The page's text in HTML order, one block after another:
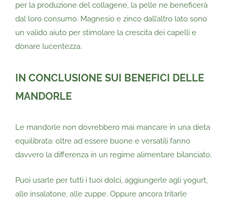
per la produzione del collagene, la pelle ne beneficerà
dal loro consumo. Magnesio e zinco dall’altro lato sono
un valido aiuto per stimolare la crescita dei capelli e
donare lucentezza.
IN CONCLUSIONE SUI BENEFICI DELLE
MANDORLE
Le mandorle non dovrebbero mai mancare in una dieta
equilibrata: oltre ad essere buone e versatili fanno
davvero la differenza in un regime alimentare bilanciato.
Puoi usarle per tutti i tuoi dolci, aggiungerle agli yogurt,
alle insalatone, alle zuppe. Oppure ancora tritarle